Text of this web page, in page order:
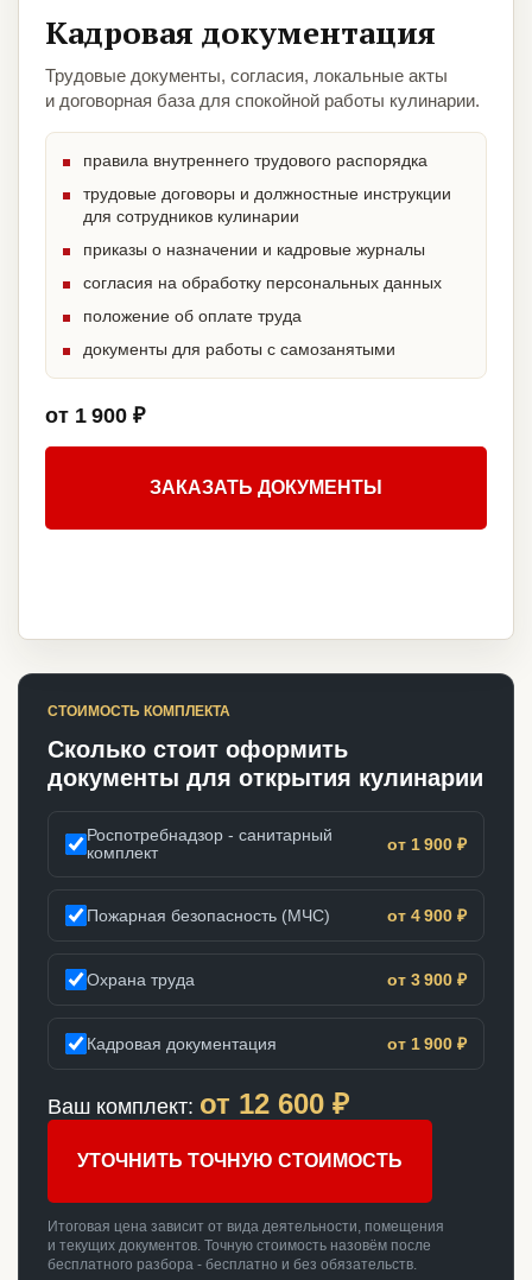
Кадровая документация
Трудовые документы, согласия, локальные акты
и договорная база для спокойной работы кулинарии.
правила внутреннего трудового распорядка
трудовые договоры и должностные инструкции
для сотрудников кулинарии
приказы о назначении и кадровые журналы
согласия на обработку персональных данных
положение об оплате труда
документы для работы с самозанятыми
от 1 900 ₽
ЗАКАЗАТЬ ДОКУМЕНТЫ
СТОИМОСТЬ КОМПЛЕКТА
Сколько стоит оформить
документы для открытия кулинарии
Роспотребнадзор - санитарный
комплект
от 1 900 ₽
Пожарная безопасность (МЧС) от 4 900 ₽
Охрана труда от 3 900 ₽
Кадровая документация от 1 900 ₽
Ваш комплект: от 12 600 ₽
УТОЧНИТЬ ТОЧНУЮ СТОИМОСТЬ
Итоговая цена зависит от вида деятельности, помещения
и текущих документов. Точную стоимость назовём после
бесплатного разбора - бесплатно и без обязательств.